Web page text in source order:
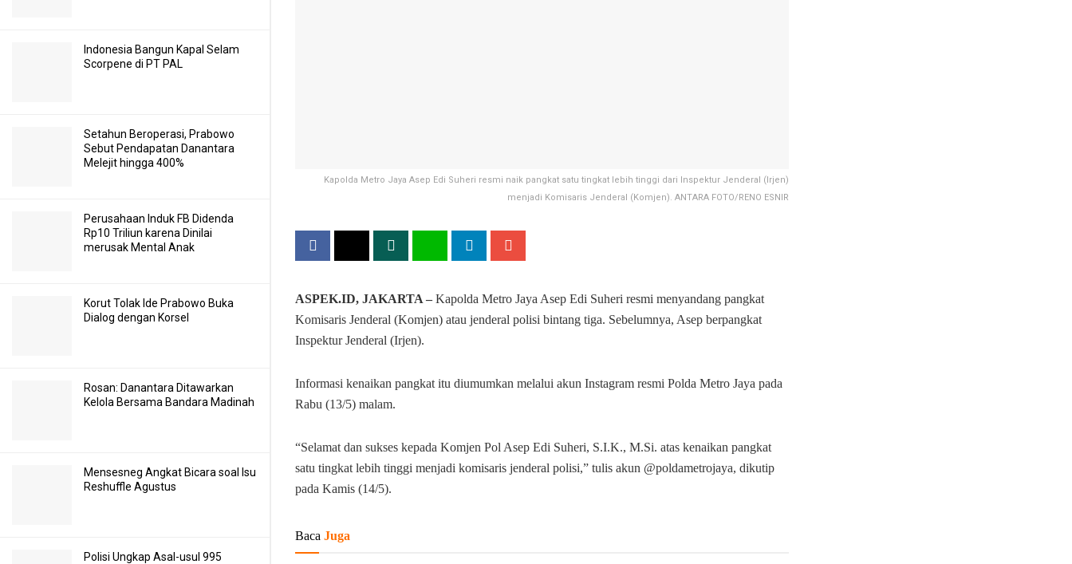
Indonesia Bangun Kapal Selam
Scorpene di PT PAL
Setahun Beroperasi, Prabowo
Sebut Pendapatan Danantara
Melejit hingga 400%
Perusahaan Induk FB Didenda
Rp10 Triliun karena Dinilai
merusak Mental Anak
Korut Tolak Ide Prabowo Buka
Dialog dengan Korsel
Rosan: Danantara Ditawarkan
Kelola Bersama Bandara Madinah
Mensesneg Angkat Bicara soal Isu
Reshuffle Agustus
Polisi Ungkap Asal-usul 995
Kapolda Metro Jaya Asep Edi Suheri resmi naik pangkat satu tingkat lebih tinggi dari Inspektur Jenderal (Irjen)
menjadi Komisaris Jenderal (Komjen). ANTARA FOTO/RENO ESNIR
ASPEK.ID, JAKARTA – Kapolda Metro Jaya Asep Edi Suheri resmi menyandang pangkat
Komisaris Jenderal (Komjen) atau jenderal polisi bintang tiga. Sebelumnya, Asep berpangkat
Inspektur Jenderal (Irjen).
Informasi kenaikan pangkat itu diumumkan melalui akun Instagram resmi Polda Metro Jaya pada
Rabu (13/5) malam.
“Selamat dan sukses kepada Komjen Pol Asep Edi Suheri, S.I.K., M.Si. atas kenaikan pangkat
satu tingkat lebih tinggi menjadi komisaris jenderal polisi,” tulis akun @poldametrojaya, dikutip
pada Kamis (14/5).
Baca Juga